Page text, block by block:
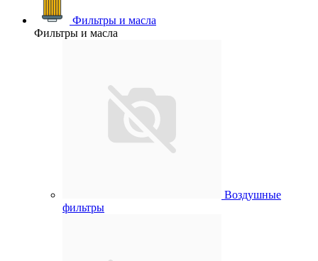
Фильтры и масла
Фильтры и масла
Воздушные
фильтры